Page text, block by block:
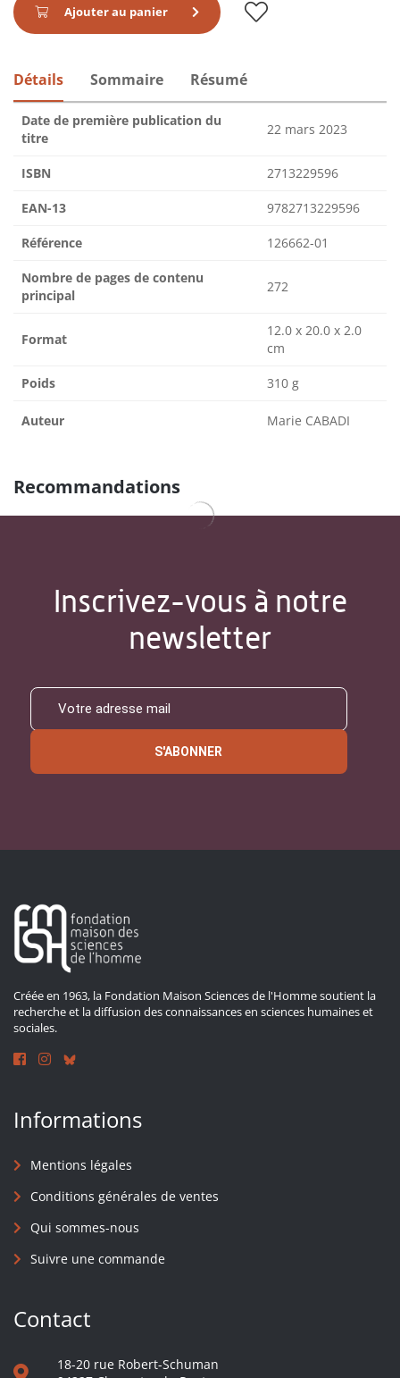
Ajouter au panier
Détails Sommaire Résumé
Date de première publication du
titre
22 mars 2023
ISBN 2713229596
EAN-13 9782713229596
Référence 126662-01
Nombre de pages de contenu
principal
272
Format
12.0 x 20.0 x 2.0
cm
Poids 310 g
Auteur Marie CABADI
Recommandations
Inscrivez-vous à notre
newsletter
S'ABONNER
Créée en 1963, la Fondation Maison Sciences de l'Homme soutient la
recherche et la diffusion des connaissances en sciences humaines et
sociales.
Informations
Mentions légales
Conditions générales de ventes
Qui sommes-nous
Suivre une commande
Contact
18-20 rue Robert-Schuman